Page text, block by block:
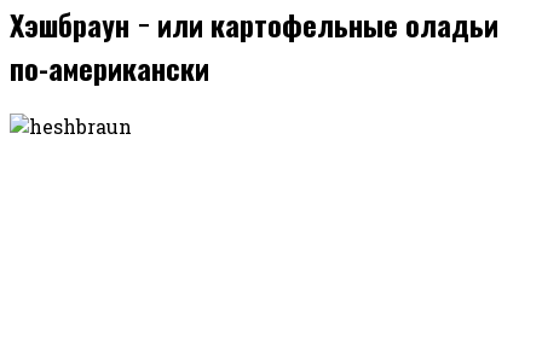
Хэшбраун − или картофельные оладьи
по-американски